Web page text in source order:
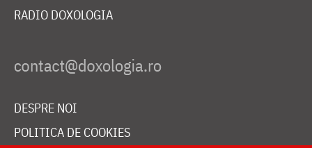
RADIO DOXOLOGIA
DESPRE NOI
POLITICA DE COOKIES